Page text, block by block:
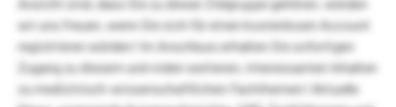
wir uns freuen, wenn Sie sich für einen kostenlosen Account
registrieren würden! Im Anschluss erhalten Sie sofortigen
Zugang zu diesem und vielen weiteren, interessanten Inhalten
zu medizinisch-wissenschaftlichen Fachthemen! Aktuelle